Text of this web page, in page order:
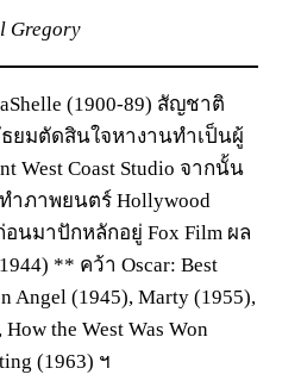
Gregory
(1900-89) สัญชาติ
ยมตัดสินใจหางานทำเป็นผู้
West Coast Studio จากนั้น
ำภาพยนตร์ Hollywood
อนมาปักหลักอยู่ Fox Film ผล
** คว้า Oscar: Best
Angel (1945), Marty (1955),
the West Was Won
(1963) ฯ